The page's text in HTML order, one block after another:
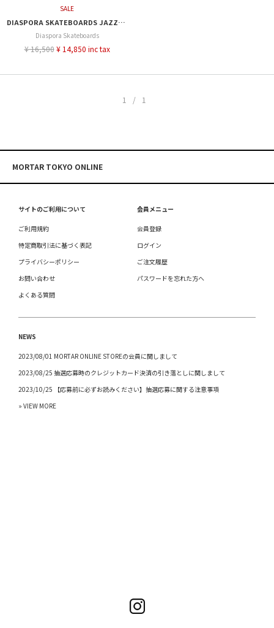
SALE
DIASPORA SKATEBOARDS JAZZY SPORT SWEETEST HOODED SWEATSHIRT
Diaspora Skateboards
¥ 16,500 ¥ 14,850 inc tax
1/1
MORTAR TOKYO ONLINE
サイトのご利用について
ご利用規約
特定商取引法に基づく表記
プライバシーポリシー
お問い合わせ
よくある質問
会員メニュー
会員登録
ログイン
ご注文履歴
パスワードを忘れた方へ
NEWS
2023/08/01 MORTAR ONLINE STOREの会員に関しまして
2023/08/25 抽選応募時のクレジットカード決済の引き落としに関しまして
2023/10/25 【応募前に必ずお読みください】抽選応募に関する注意事項
» VIEW MORE